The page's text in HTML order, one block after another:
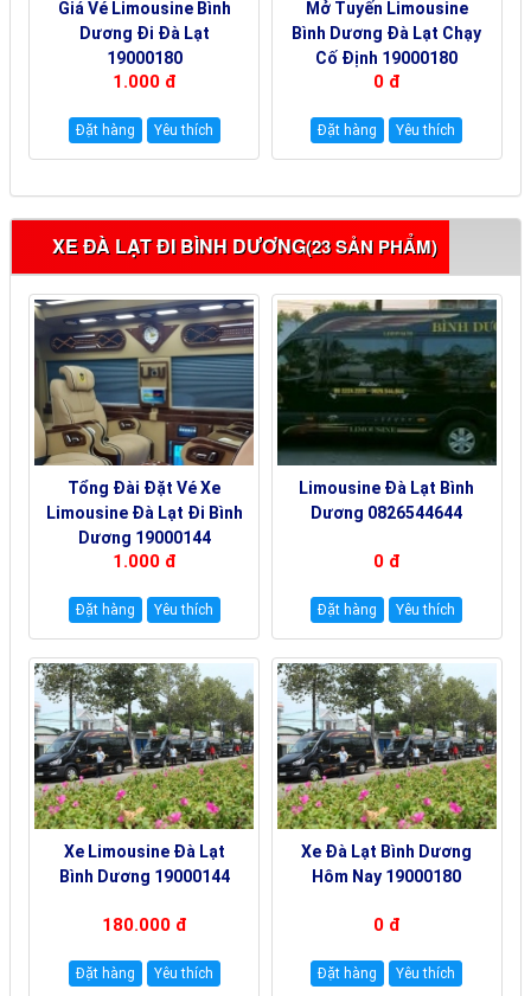
Giá Vé Limousine Bình
Dương Đi Đà Lạt
19000180
1.000 đ
Đặt hàng Yêu thích
Mở Tuyến Limousine
Bình Dương Đà Lạt Chạy
Cố Định 19000180
0 đ
Đặt hàng Yêu thích
XE ĐÀ LẠT ĐI BÌNH DƯƠNG(23 SẢN PHẨM)
Tổng Đài Đặt Vé Xe
Limousine Đà Lạt Đi Bình
Dương 19000144
1.000 đ
Đặt hàng Yêu thích
Limousine Đà Lạt Bình
Dương 0826544644
0 đ
Đặt hàng Yêu thích
Xe Limousine Đà Lạt
Bình Dương 19000144
180.000 đ
Đặt hàng Yêu thích
Xe Đà Lạt Bình Dương
Hôm Nay 19000180
0 đ
Đặt hàng Yêu thích